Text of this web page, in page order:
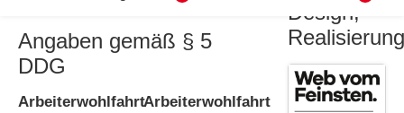
Angaben gemäß § 5
DDG
ArbeiterwohlfahrtArbeiterwohlfahrt
Design,
Realisierung